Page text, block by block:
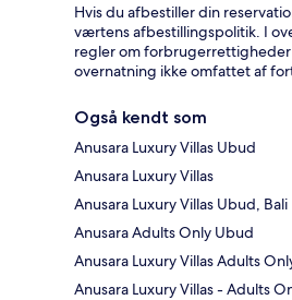
Hvis du afbestiller din
værtens afbestillingspolitik. I
regler om forbrugerrettigheder
overnatning ikke omfattet af
Også kendt som
Anusara Luxury Villas Ubud
Anusara Luxury Villas
Anusara Luxury Villas Ubud, Bali
Anusara Adults Only Ubud
Anusara Luxury Villas Adults
Anusara Luxury Villas - Adults